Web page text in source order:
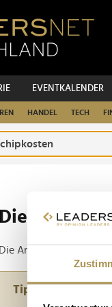
EVENTKALENDER
HANDEL TECH
Die ganze
Die Anfrage ergab 1
Tipp